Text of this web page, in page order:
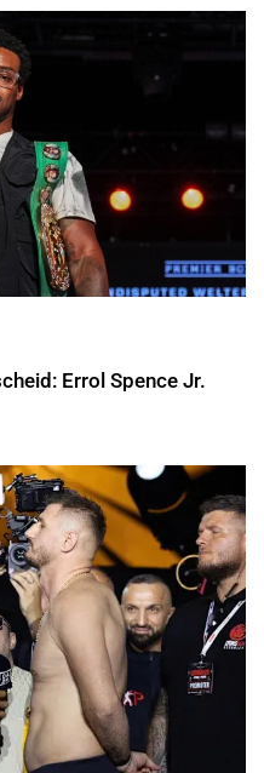
Errol Spence Jr.